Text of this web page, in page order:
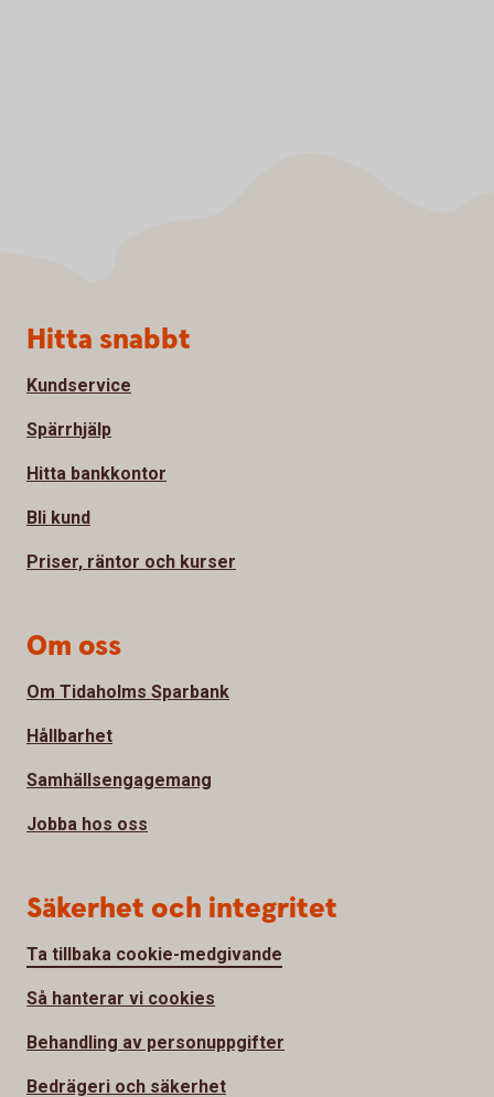
Sidfot
Hitta snabbt
Kundservice
Spärrhjälp
Hitta bankkontor
Bli kund
Priser, räntor och kurser
Om oss
Om Tidaholms Sparbank
Hållbarhet
Samhällsengagemang
Jobba hos oss
Säkerhet och integritet
Ta tillbaka cookie-medgivande
Så hanterar vi cookies
Behandling av personuppgifter
Bedrägeri och säkerhet